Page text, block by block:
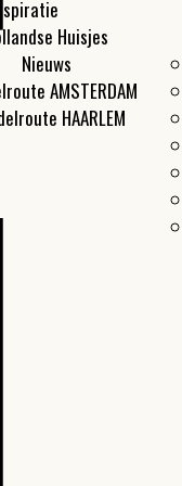
Inspiratie
Huisjes
Nieuws
AMSTERDAM
HAARLEM